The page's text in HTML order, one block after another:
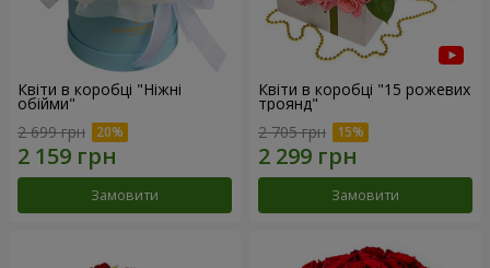
Квіти в коробці "Ніжні
обійми"
2 699 грн
Замовити
Квіти в коробці "15 рожевих
троянд"
2 705 грн
Замовити